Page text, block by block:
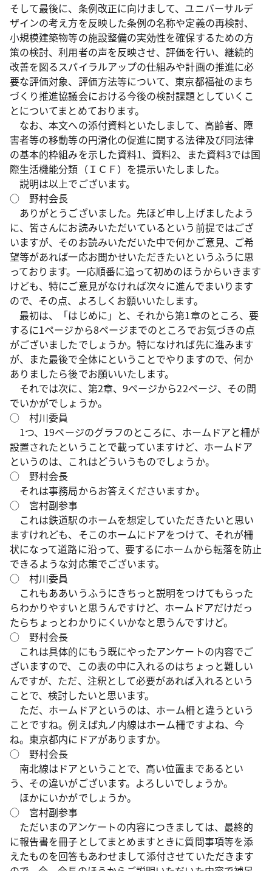
そして最後に、条例改正に向けまして、ユニバーサルデ
ザインの考え方を反映した条例の名称や定義の再検討、
小規模建築物等の施設整備の実効性を確保するための方
策の検討、利用者の声を反映させ、評価を行い、継続的
改善を図るスパイラルアップの仕組みや計画の推進に必
要な評価対象、評価方法等について、東京都福祉のまち
づくり推進協議会における今後の検討課題としていくこ
とについてまとめております。
なお、本文への添付資料といたしまして、高齢者、障
害者等の移動等の円滑化の促進に関する法律及び同法律
の基本的枠組みを示した資料1、資料2、また資料3では国
際生活機能分類（ＩＣＦ）を提示いたしました。
説明は以上でございます。
○ 野村会長
ありがとうございました。先ほど申し上げましたよう
に、皆さんにお読みいただいているという前提ではござ
いますが、そのお読みいただいた中で何かご意見、ご希
望等があれば一応お聞かせいただきたいというふうに思
っております。一応順番に追って初めのほうからいきます
けども、特にご意見がなければ次々に進んでまいります
ので、その点、よろしくお願いいたします。
最初は、「はじめに」と、それから第1章のところ、要
するに1ページから8ページまでのところでお気づきの点
がございましたでしょうか。特になければ先に進みます
が、また最後で全体にということでやりますので、何か
ありましたら後でお願いいたします。
それでは次に、第2章、9ページから22ページ、その間
でいかがでしょうか。
○ 村川委員
1つ、19ページのグラフのところに、ホームドアと柵が
設置されたということで載っていますけど、ホームドア
というのは、これはどういうものでしょうか。
○ 野村会長
それは事務局からお答えくださいますか。
○ 宮村副参事
これは鉄道駅のホームを想定していただきたいと思い
ますけれども、そこのホームにドアをつけて、それが柵
状になって道路に沿って、要するにホームから転落を防止
できるような対応策でございます。
○ 村川委員
これもああいうふうにきちっと説明をつけてもらった
らわかりやすいと思うんですけど、ホームドアだけだっ
たらちょっとわかりにくいかなと思うんですけど。
○ 野村会長
これは具体的にもう既にやったアンケートの内容でご
ざいますので、この表の中に入れるのはちょっと難しい
んですが、ただ、注釈として必要があれば入れるという
ことで、検討したいと思います。
ただ、ホームドアというのは、ホーム柵と違うという
ことですね。例えば丸ノ内線はホーム柵ですよね、今
ね。東京都内にドアがありますか。
○ 野村会長
南北線はドアということで、高い位置まであるとい
う、その違いがございます。よろしいでしょうか。
ほかにいかがでしょうか。
○ 宮村副参事
ただいまのアンケートの内容につきましては、最終的
に報告書を冊子としてまとめますときに質問事項等を添
えたものを回答もあわせまして添付させていただきます